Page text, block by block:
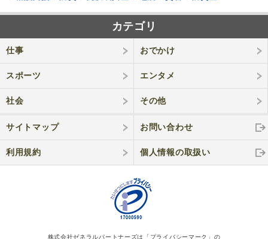
カテゴリ
仕事 おでかけ
スポーツ エンタメ
社会 その他
サイトマップ お問い合わせ
利用規約 個人情報の取扱い
株式会社ゼネラルパートナーズは「プライバシーマーク」の